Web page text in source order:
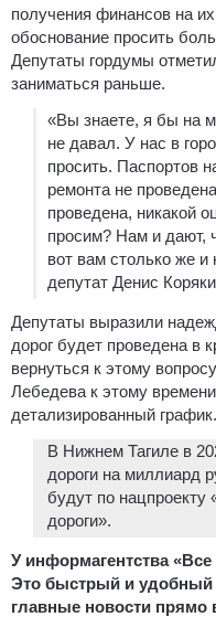
получения финансов на
обоснование просить
Депутаты гордумы
заниматься раньше.
«Вы знаете, я бы на
не давал. У нас в
просить. Паспортов
ремонта не
проведена, никакой
просим? Нам и дают,
вот вам столько же
депутат Денис
Депутаты выразили
дорог будет проведена в
вернуться к этому
Лебедева к этому
детализированный график.
В Нижнем Тагиле в
дороги на миллиард
будут по нацпроекту
дороги».
У информагентства «Все
Это быстрый и удобный
главные новости прямо